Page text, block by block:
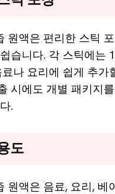
원액은 편리한 스틱
습니다. 각 스틱에는
나 요리에 쉽게 추가
시에도 개별 패키지
.
도
원액은 음료, 요리, 베